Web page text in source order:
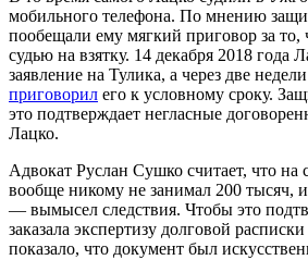
мобильного телефона. По мнению
пообещали ему мягкий приговор за то,
судью на взятку. 14 декабря 2018 года
заявление на Тулика, а через две
приговорил его к условному сроку.
это подтверждает негласные
Лацко.
Адвокат Руслан Сушко считает, что на
вообще никому не занимал 200 тысяч,
— вымысел следствия. Чтобы это
заказала экспертизу долговой
показало, что документ был